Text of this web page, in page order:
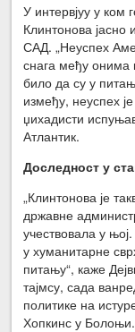
У интервјуу у ком
Клинтонова јасно
САД. „Неуспех
снага међу онима
било да су у
између, неуспех
џихадисти
Атлантик.
Доследност у
„Клинтонова је
државне
учествовала у
у хуманитарне
питању“, каже
тајмсу, сада
политике на
Хопкинс у Болоњи.